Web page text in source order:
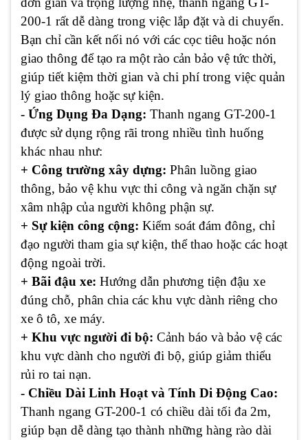
200-1 rất dễ dàng trong việc lắp đặt và di chuyển.
Bạn chỉ cần kết nối nó với các cọc tiêu hoặc nón
giao thông để tạo ra một rào cản bảo vệ tức thời,
giúp tiết kiệm thời gian và chi phí trong việc quản
lý giao thông hoặc sự kiện.
- Ứng Dụng Đa Dạng: Thanh ngang GT-200-1
được sử dụng rộng rãi trong nhiều tình huống
khác nhau như:
+ Công trường xây dựng: Phân luồng giao
thông, bảo vệ khu vực thi công và ngăn chặn sự
xâm nhập của người không phận sự.
+ Sự kiện công cộng: Kiểm soát đám đông, chỉ
đạo người tham gia sự kiện, thể thao hoặc các hoạt
động ngoài trời.
+ Bãi đậu xe: Hướng dẫn phương tiện đậu xe
đúng chỗ, phân chia các khu vực dành riêng cho
xe ô tô, xe máy.
+ Khu vực người đi bộ: Cảnh báo và bảo vệ các
khu vực dành cho người đi bộ, giúp giảm thiểu
rủi ro tai nạn.
- Chiều Dài Linh Hoạt và Tính Di Động Cao:
Thanh ngang GT-200-1 có chiều dài tối đa 2m,
giúp bạn dễ dàng tạo thành những hàng rào dài